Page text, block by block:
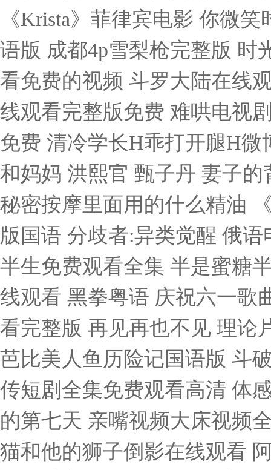
《Krista》菲律宾电影 你微
语版 成都4p雪梨枪完整版 时
看免费的视频 斗罗大陆在线
线观看完整版免费 难哄电视
免费 清冷学长H乖打开腿H
和妈妈 洪熙官 甄子丹 妻子
秘密按摩里面用的什么精油
版国语 分歧者:异类觉醒 俄
半生免费观看全集 半是蜜糖
线观看 黑拳粤语 庆祝六一歌
看完整版 再见再也不见 理论
芭比美人鱼历险记国语版 斗
传短剧全集免费观看高清 体
的第七天 亲嘴视频大床视频
猫和他的狮子倒影在线观看